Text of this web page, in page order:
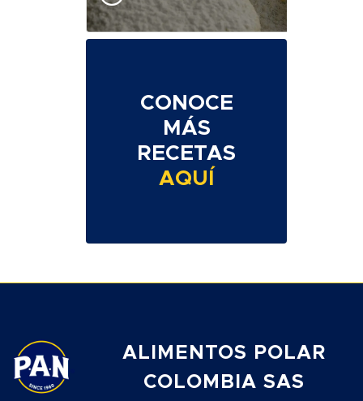
CONOCE
MÁS
RECETAS
AQUÍ
ALIMENTOS POLAR
COLOMBIA SAS